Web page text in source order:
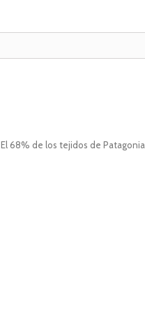
68% de los tejidos de Patagonia